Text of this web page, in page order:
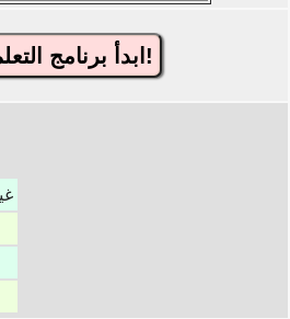
ابدأ برنامج التعلم!